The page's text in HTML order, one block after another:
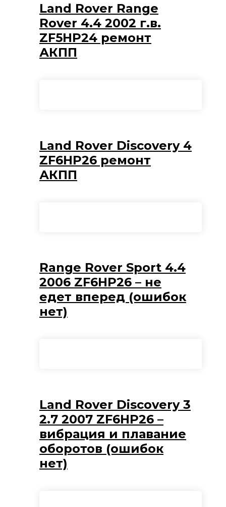
Land Rover Range
Rover 4.4 2002 г.в.
ZF5HP24 ремонт
АКПП
Land Rover Discovery 4
ZF6HP26 ремонт
АКПП
Range Rover Sport 4.4
2006 ZF6HP26 – не
едет вперед (ошибок
нет)
Land Rover Discovery 3
2.7 2007 ZF6HP26 –
вибрация и плавание
оборотов (ошибок
нет)